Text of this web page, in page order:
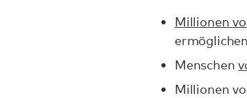
Millionen
ermöglichen
Menschen
Millionen